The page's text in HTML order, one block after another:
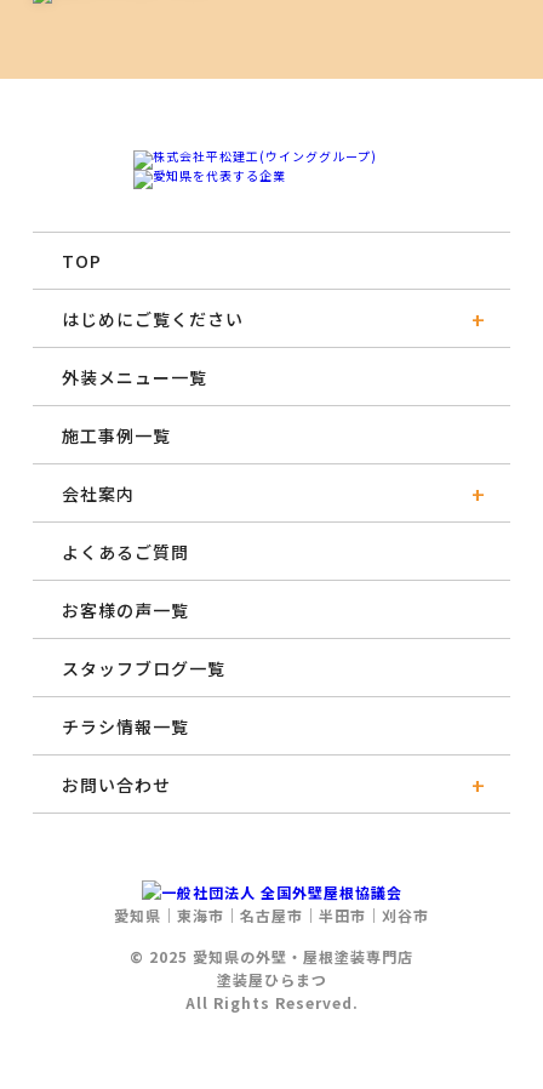
TOP
はじめにご覧ください
外装メニュー一覧
施工事例一覧
会社案内
よくあるご質問
お客様の声一覧
スタッフブログ一覧
チラシ情報一覧
お問い合わせ
愛知県 ｜ 東海市 ｜ 名古屋市 ｜ 半田市 ｜ 刈谷市
© 2025 愛知県の外壁・屋根塗装専門店
塗装屋ひらまつ
All Rights Reserved.